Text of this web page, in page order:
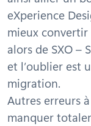
eXperience
mieux
alors de SXO –
et l’oublier est
migration.
Autres erreurs
manquer